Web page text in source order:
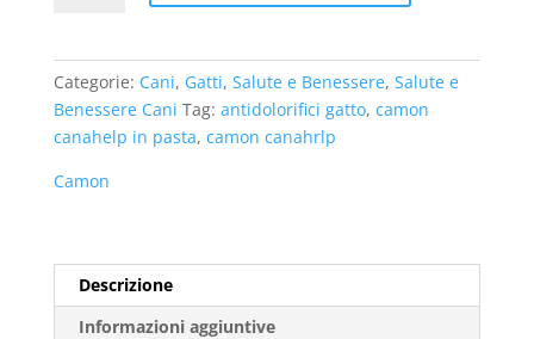
Categorie: Cani, Gatti, Salute e Benessere, Salute e
Benessere Cani Tag: antidolorifici gatto, camon
canahelp in pasta, camon canahrlp
Camon
Descrizione
Informazioni aggiuntive